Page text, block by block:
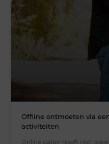
Offline ontmoeten via
activiteiten
Online daten hoeft niet